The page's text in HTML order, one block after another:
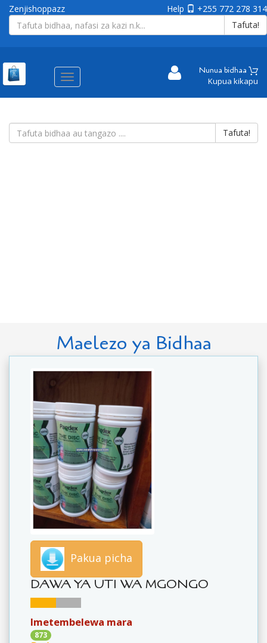
Help +255 772 278 314
Zenjishoppazz
Tafuta!
Aina
ya
Nunua bidhaa
Kupua kikapu
Tafuta!
Maelezo ya Bidhaa
Pakua picha
DAWA YA UTI WA MGONGO
Imetembelewa mara
873